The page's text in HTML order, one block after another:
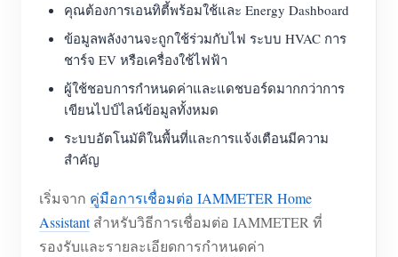
คุณต้องการเอนทิตี้พร้อมใช้และ Energy Dashboard
ข้อมูลพลังงานจะถูกใช้ร่วมกับไฟ ระบบ HVAC การ
ชาร์จ EV หรือเครื่องใช้ไฟฟ้า
ผู้ใช้ชอบการกำหนดค่าและแดชบอร์ดมากกว่าการ
เขียนไปป์ไลน์ข้อมูลทั้งหมด
ระบบอัตโนมัติในพื้นที่และการแจ้งเตือนมีความ
สำคัญ
เริ่มจาก คู่มือการเชื่อมต่อ IAMMETER Home
Assistantสำหรับวิธีการเชื่อมต่อ IAMMETER ที่
รองรับและรายละเอียดการกำหนดค่า